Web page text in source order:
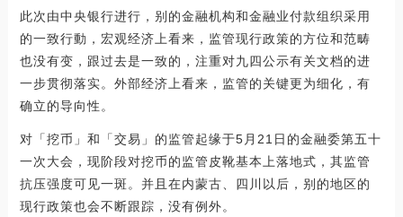
此次由中央银行进行，别的金融机构和金融业付款组织采用
的一致行動，宏观经济上看来，监管现行政策的方位和范畴
也没有变，跟过去是一致的，注重对九四公示有关文档的进
一步贯彻落实。外部经济上看来，监管的关键更为细化，有
确立的导向性。
对「挖币」和「交易」的监管起缘于5月21日的金融委第五十
一次大会，现阶段对挖币的监管皮靴基本上落地式，其监管
抗压强度可见一斑。并且在内蒙古、四川以后，别的地区的
现行政策也会不断跟踪，没有例外。